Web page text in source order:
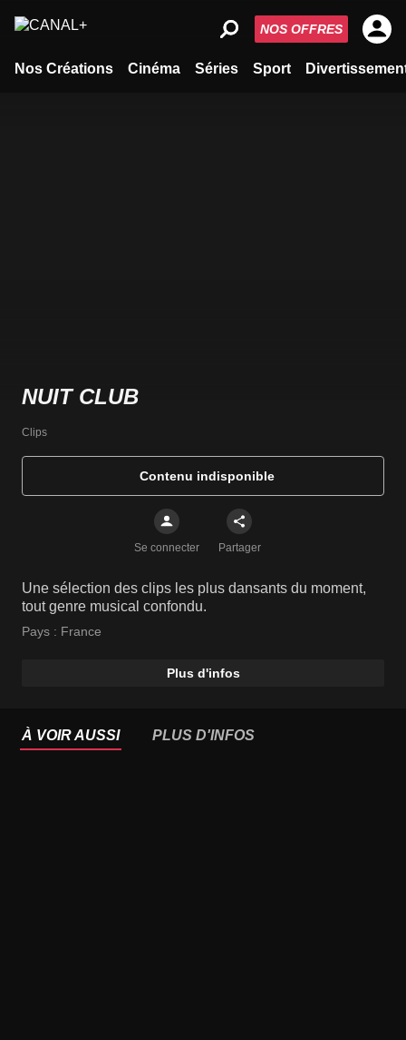
Nos Créations Cinéma Séries Sport
NOS OFFRES
NUIT CLUB
Clips
Contenu indisponible
Se connecter Partager
Une sélection des clips les plus dansants du moment,
tout genre musical confondu.
Pays : France
Plus d'infos
À VOIR AUSSI PLUS D'INFOS